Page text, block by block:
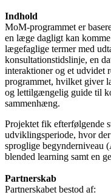
Indhold
MoM-programmet er
en læge dagligt kan
lægefaglige termer med
konsultationstidslinje, en
interaktioner og et udvidet
programmet, hvilket giver
og lettilgængelig guide til
sammenhæng.
Projektet fik efterfølgende
udviklingsperiode, hvor
sproglige begynderniveau
blended learning samt en
Partnerskab
Partnerskabet bestod af: